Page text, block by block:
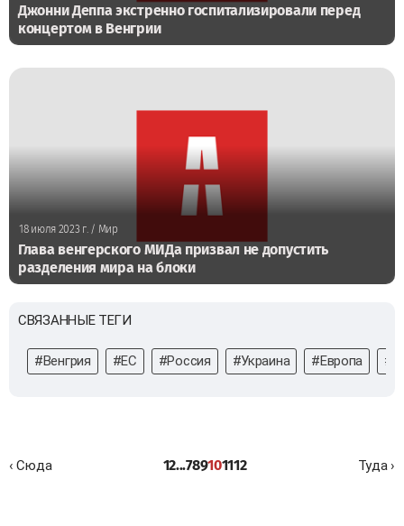
Джонни Деппа экстренно госпитализировали перед
концертом в Венгрии
18 июля 2023 г./ Мир
Глава венгерского МИДа призвал не допустить
разделения мира на блоки
СВЯЗАННЫЕ ТЕГИ
#Венгрия #ЕС #Россия #Украина #Европа
‹ Сюда 12...789101112 Туда ›